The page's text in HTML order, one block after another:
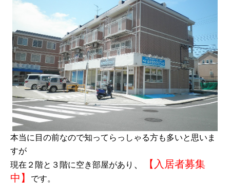
本当に目の前なので知ってらっしゃる方も多いと思いま
すが
現在２階と３階に空き部屋があり 、
【入居者募集
中】
です。